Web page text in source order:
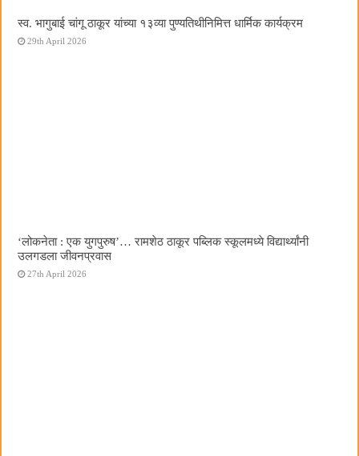
स्व. भागुबाई चांगू ठाकूर यांच्या १३व्या पुण्यतिथीनिमित्त धार्मिक कार्यक्रम
29th April 2026
‌‘लोकनेता : एक युगपुरुष‌’… रामशेठ ठाकूर पब्लिक स्कूलमध्ये विद्यार्थ्यांनी
उलगडला जीवनप्रवास
27th April 2026